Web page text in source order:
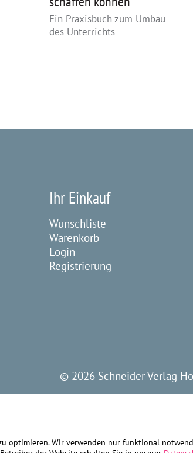
Ein Praxisbuch zum Umbau
des Unterrichts
Ihr Einkauf
Wunschliste
Warenkorb
Login
Registrierung
© 2026 Schneider Verlag
optimieren. Wir verwenden nur funktional